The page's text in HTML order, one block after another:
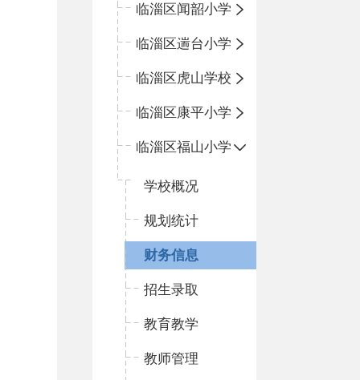
临淄区闻韶小学
临淄区遄台小学
临淄区虎山学校
临淄区康平小学
临淄区福山小学
学校概况
规划统计
财务信息
招生录取
教育教学
教师管理